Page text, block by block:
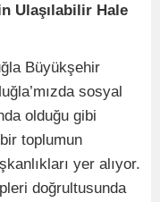
Ulaşılabilir Hale
Büyükşehir
sosyal
olduğu gibi
toplumun
yer alıyor.
doğrultusunda